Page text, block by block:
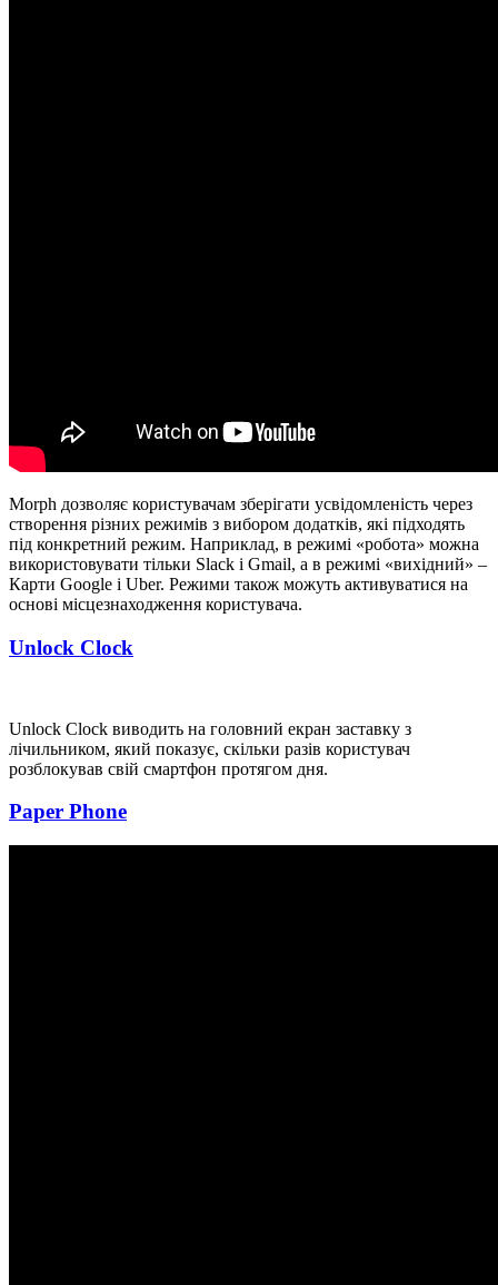
Morph дозволяє користувачам зберігати усвідомленість через
створення різних режимів з вибором додатків, які підходять
під конкретний режим. Наприклад, в режимі «робота» можна
використовувати тільки Slack і Gmail, а в режимі «вихідний» –
Карти Google і Uber. Режими також можуть активуватися на
основі місцезнаходження користувача.
Unlock Clock
Unlock Clock виводить на головний екран заставку з
лічильником, який показує, скільки разів користувач
розблокував свій смартфон протягом дня.
Paper Phone